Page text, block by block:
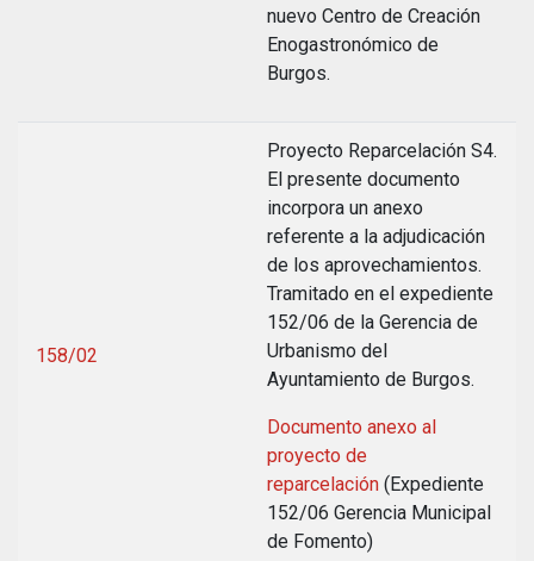
nuevo Centro de Creación
Enogastronómico de
Burgos.
158/02
Proyecto Reparcelación S4.
El presente documento
incorpora un anexo
referente a la adjudicación
de los aprovechamientos.
Tramitado en el expediente
152/06 de la Gerencia de
Urbanismo del
Ayuntamiento de Burgos.
Documento anexo al
proyecto de
reparcelación (Expediente
152/06 Gerencia Municipal
de Fomento)